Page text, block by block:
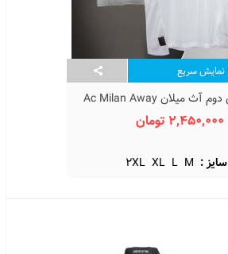
نمایش سریع
کیت پلیری دوم آث میلان Ac Milan Away
2025 Pleyer
2,450,000 تومان
سایز : M
L
XL
2XL